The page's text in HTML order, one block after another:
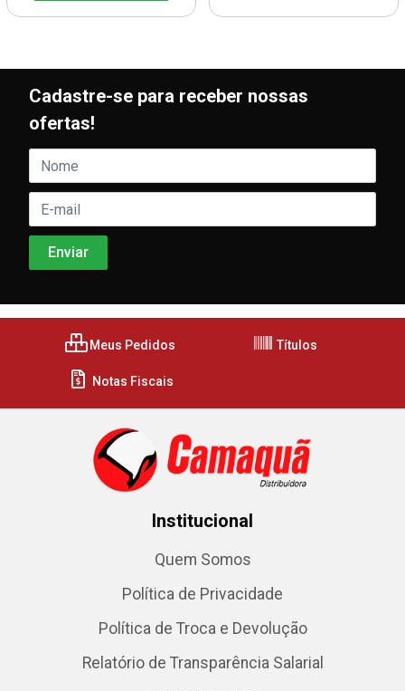
Cadastre-se para receber nossas
ofertas!
Meus Pedidos Títulos
Notas Fiscais
Institucional
Quem Somos
Política de Privacidade
Política de Troca e Devolução
Relatório de Transparência Salarial